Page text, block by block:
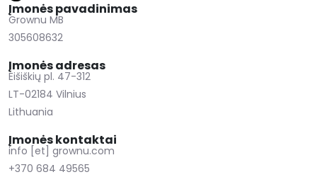
Įmonės pavadinimas
Grownu MB
305608632
Įmonės adresas
Eišiškių pl. 47-312
LT-02184 Vilnius
Lithuania
Įmonės kontaktai
info [et] grownu.com
+370 684 49565